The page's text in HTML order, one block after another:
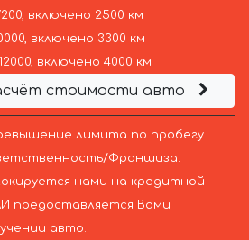
включено 2500 км
включено 3300 км
включено 4000 км
стоимости авто
лимита по пробегу
Франшиза.
нами на кредитной
предоставляется Вами
авто.